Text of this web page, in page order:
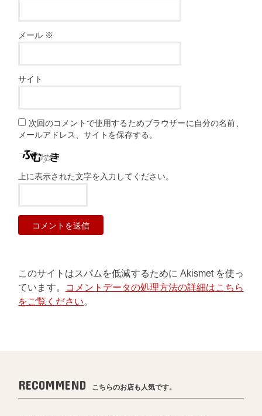
メール ※
サイト
次回のコメントで使用するためブラウザーに自分の名前、
メールアドレス、サイトを保存する。
上に表示された文字を入力してください。
このサイトはスパムを低減するために Akismet を使っ
ています。
コメントデータの処理方法の詳細はこちら
をご覧ください。
RECOMMEND こちらのお店も人気です。